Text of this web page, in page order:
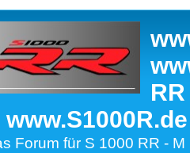
Forum für S 1000 RR -